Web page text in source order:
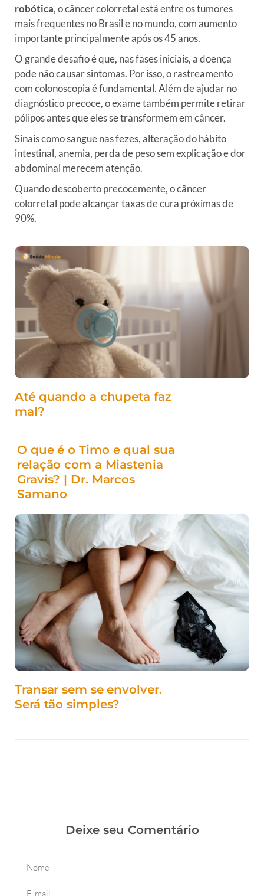
robótica, o câncer colorretal está entre os tumores
mais frequentes no Brasil e no mundo, com aumento
importante principalmente após os 45 anos.
O grande desafio é que, nas fases iniciais, a doença
pode não causar sintomas. Por isso, o rastreamento
com colonoscopia é fundamental. Além de ajudar no
diagnóstico precoce, o exame também permite retirar
pólipos antes que eles se transformem em câncer.
Sinais como sangue nas fezes, alteração do hábito
intestinal, anemia, perda de peso sem explicação e dor
abdominal merecem atenção.
Quando descoberto precocemente, o câncer
colorretal pode alcançar taxas de cura próximas de
90%.
Até quando a chupeta faz
mal?
O que é o Timo e qual sua
relação com a Miastenia
Gravis? | Dr. Marcos
Samano
Transar sem se envolver.
Será tão simples?
Deixe seu Comentário